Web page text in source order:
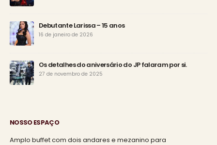
Debutante Larissa – 15 anos
16 de janeiro de 2026
Os detalhes do aniversário do JP falaram por si.
27 de novembro de 2025
NOSSO ESPAÇO
Amplo buffet com dois andares e mezanino para